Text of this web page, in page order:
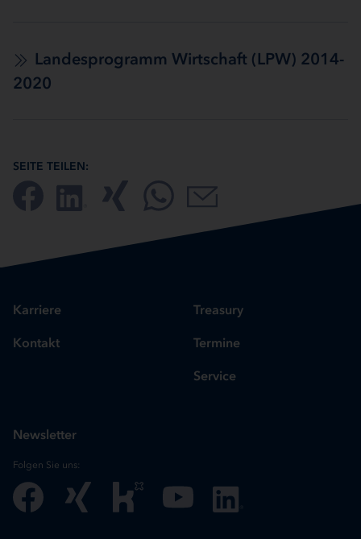
Landesprogramm Wirtschaft (LPW) 2014-
2020
SEITE TEILEN:
Karriere
Kontakt
Treasury
Termine
Service
Newsletter
Folgen Sie uns: